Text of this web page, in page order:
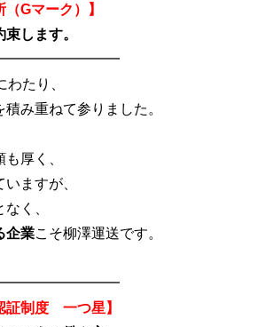
（Gマーク）】
します。
たり、
み重ねて参りました。
厚く、
ますが、
く、
企業こそ柳澤運送です。
証制度 一つ星】